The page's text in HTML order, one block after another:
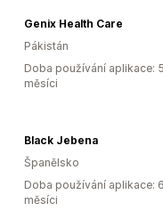
Genix Health Care
Pákistán
Doba používání aplikace: 5
měsíci
Black Jebena
Španělsko
Doba používání aplikace: 6
měsíci